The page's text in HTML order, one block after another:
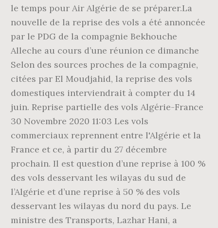
le temps pour Air Algérie de se préparer.La
nouvelle de la reprise des vols a été annoncée
par le PDG de la compagnie Bekhouche
Alleche au cours d’une réunion ce dimanche
Selon des sources proches de la compagnie,
citées par El Moudjahid, la reprise des vols
domestiques interviendrait à compter du 14
juin. Reprise partielle des vols Algérie-France
30 Novembre 2020 11:03 Les vols
commerciaux reprennent entre l'Algérie et la
France et ce, à partir du 27 décembre
prochain. Il est question d’une reprise à 100 %
des vols desservant les wilayas du sud de
l’Algérie et d’une reprise à 50 % des vols
desservant les wilayas du nord du pays. Le
ministre des Transports, Lazhar Hani, a